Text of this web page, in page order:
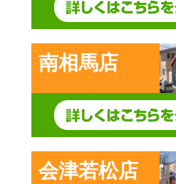
南相馬店
会津若松店